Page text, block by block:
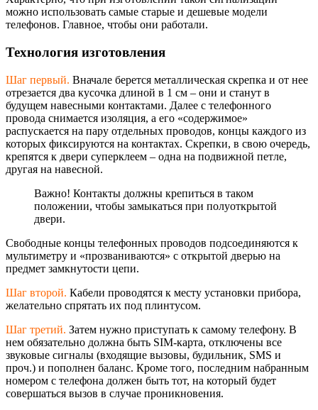
можно использовать самые старые и дешевые модели
телефонов. Главное, чтобы они работали.
Технология изготовления
Шаг первый. Вначале берется металлическая скрепка и от нее
отрезается два кусочка длиной в 1 см – они и станут в
будущем навесными контактами. Далее с телефонного
провода снимается изоляция, а его «содержимое»
распускается на пару отдельных проводов, концы каждого из
которых фиксируются на контактах. Скрепки, в свою очередь,
крепятся к двери суперклеем – одна на подвижной петле,
другая на навесной.
Важно! Контакты должны крепиться в таком
положении, чтобы замыкаться при полуоткрытой
двери.
Свободные концы телефонных проводов подсоединяются к
мультиметру и «прозваниваются» с открытой дверью на
предмет замкнутости цепи.
Шаг второй. Кабели проводятся к месту установки прибора,
желательно спрятать их под плинтусом.
Шаг третий. Затем нужно приступать к самому телефону. В
нем обязательно должна быть SІM-карта, отключены все
звуковые сигналы (входящие вызовы, будильник, SMS и
проч.) и пополнен баланс. Кроме того, последним набранным
номером с телефона должен быть тот, на который будет
совершаться вызов в случае проникновения.